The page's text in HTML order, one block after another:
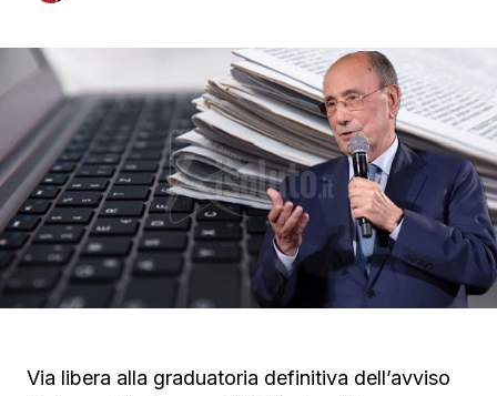
Via libera alla graduatoria definitiva dell’avviso